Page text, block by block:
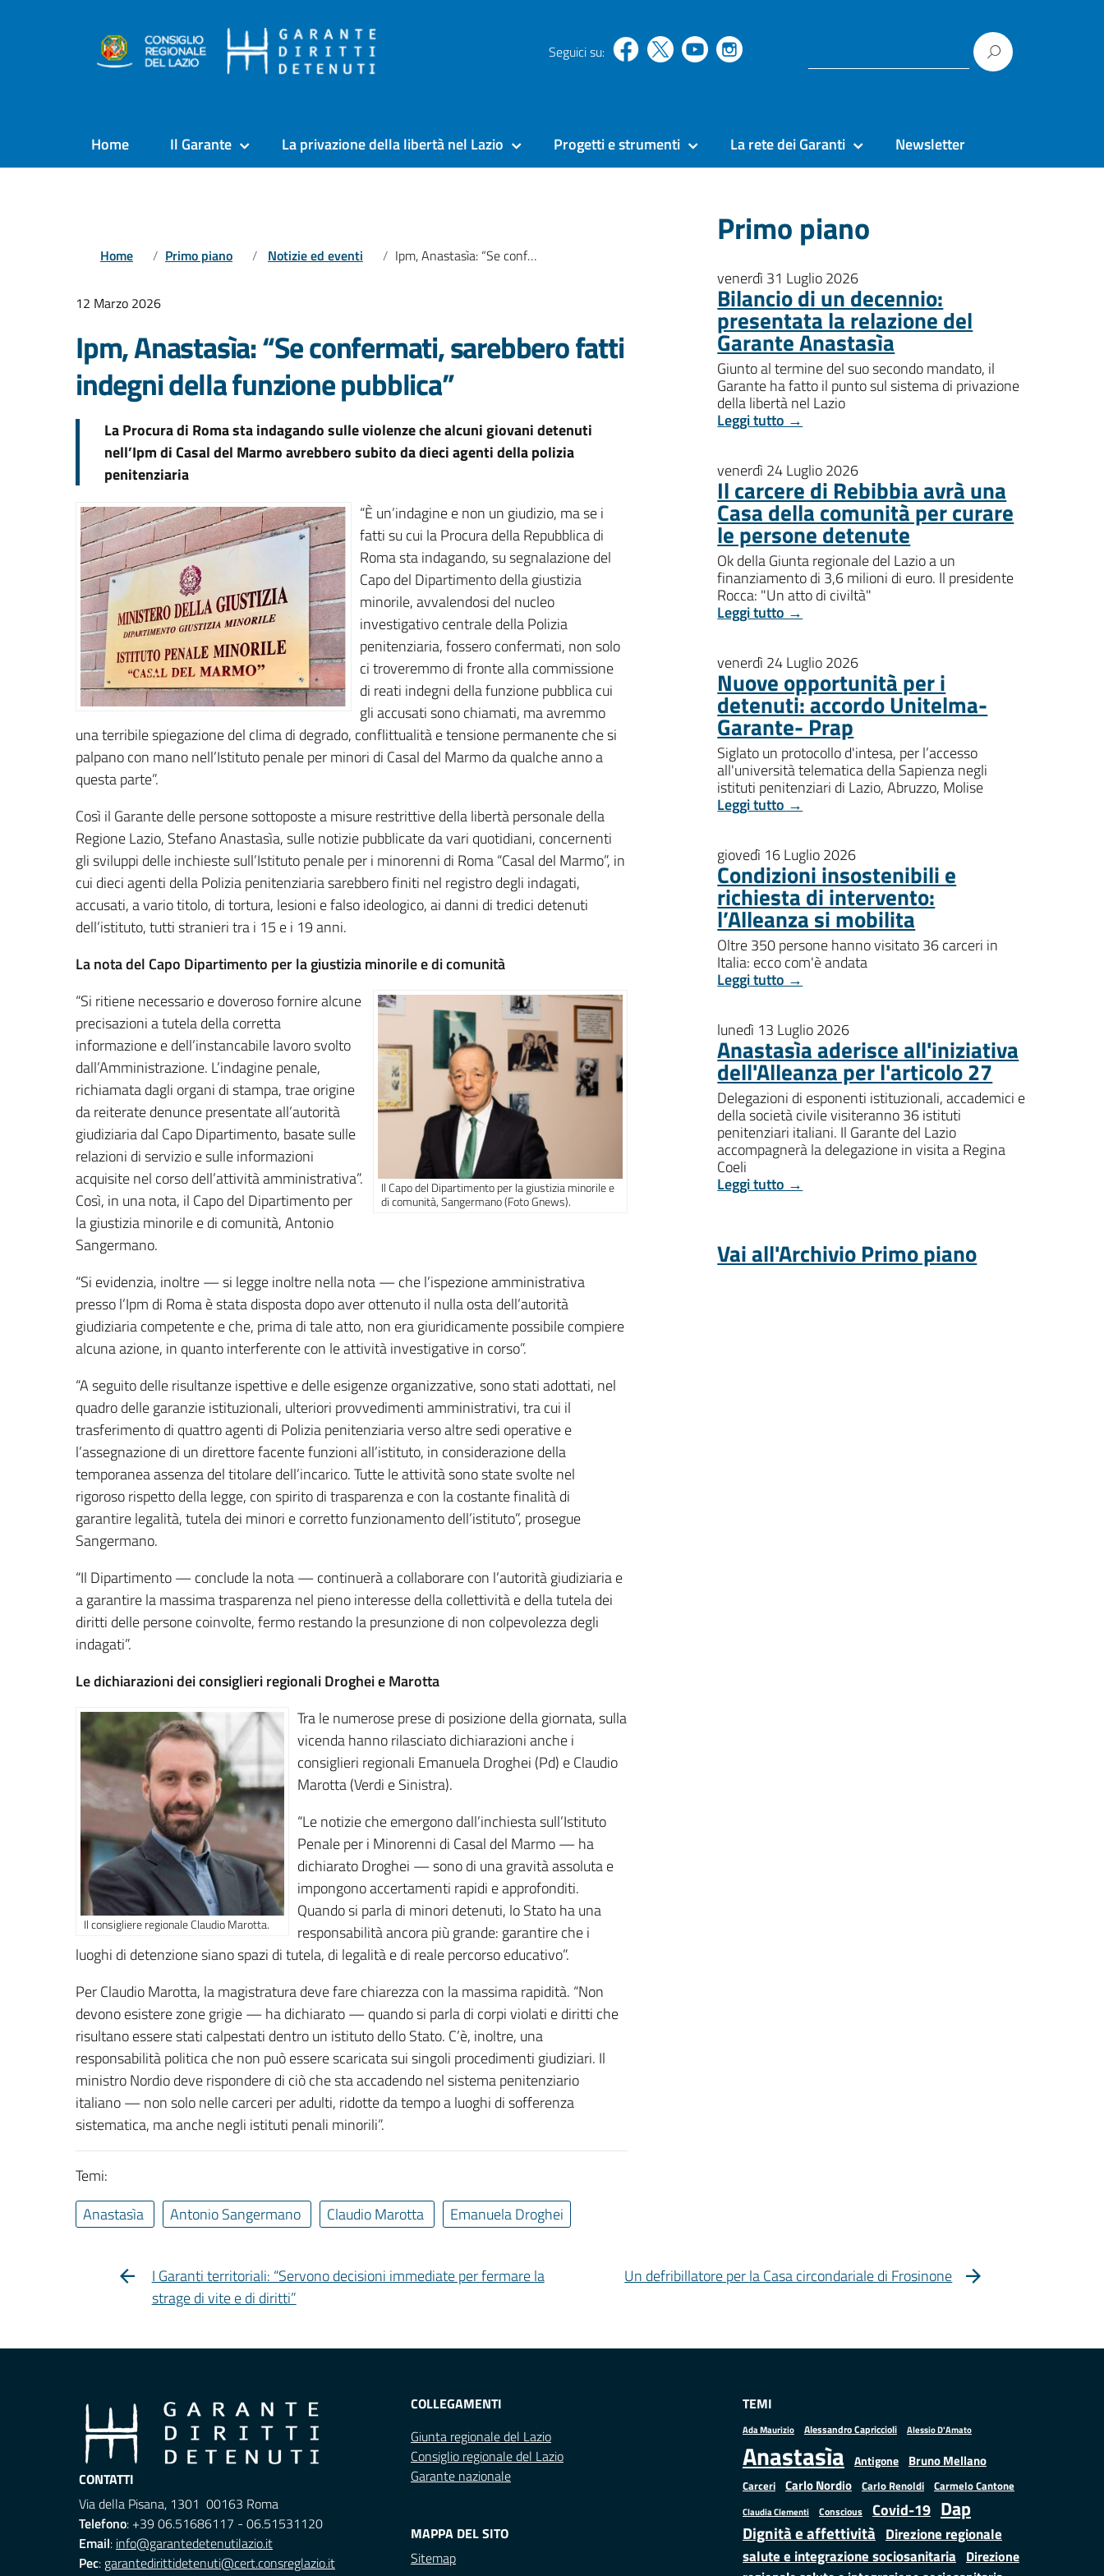
Seguici su:
Home Il Garante La privazione della libertà nel Lazio Progetti e strumenti La rete dei Garanti Newsletter
Home Primo piano Notizie ed eventi Ipm, Anastasìa: “Se confermati, sarebbero fatti indegni della funzione pubblica”
12 Marzo 2026
Ipm, Anastasìa: “Se confermati, sarebbero fatti
indegni della funzione pubblica”
La Procura di Roma sta indagando sulle violenze che alcuni giovani detenuti
nell’Ipm di Casal del Marmo avrebbero subito da dieci agenti della polizia
penitenziaria
“È un’indagine e non un giudizio, ma se i
fatti su cui la Procura della Repubblica di
Roma sta indagando, su segnalazione del
Capo del Dipartimento della giustizia
minorile, avvalendosi del nucleo
investigativo centrale della Polizia
penitenziaria, fossero confermati, non solo
ci troveremmo di fronte alla commissione
di reati indegni della funzione pubblica cui
gli accusati sono chiamati, ma avremmo
una terribile spiegazione del clima di degrado, conflittualità e tensione permanente che si
palpano con mano nell’Istituto penale per minori di Casal del Marmo da qualche anno a
questa parte”.
Così il Garante delle persone sottoposte a misure restrittive della libertà personale della
Regione Lazio, Stefano Anastasìa, sulle notizie pubblicate da vari quotidiani, concernenti
gli sviluppi delle inchieste sull’Istituto penale per i minorenni di Roma “Casal del Marmo”, in
cui dieci agenti della Polizia penitenziaria sarebbero finiti nel registro degli indagati,
accusati, a vario titolo, di tortura, lesioni e falso ideologico, ai danni di tredici detenuti
dell’istituto, tutti stranieri tra i 15 e i 19 anni.
La nota del Capo Dipartimento per la giustizia minorile e di comunità
Il Capo del Dipartimento per la giustizia minorile e
di comunità, Sangermano (Foto Gnews).
“Si ritiene necessario e doveroso fornire alcune
precisazioni a tutela della corretta
informazione e dell’instancabile lavoro svolto
dall’Amministrazione. L’indagine penale,
richiamata dagli organi di stampa, trae origine
da reiterate denunce presentate all’autorità
giudiziaria dal Capo Dipartimento, basate sulle
relazioni di servizio e sulle informazioni
acquisite nel corso dell’attività amministrativa”.
Così, in una nota, il Capo del Dipartimento per
la giustizia minorile e di comunità, Antonio
Sangermano.
“Si evidenzia, inoltre — si legge inoltre nella nota — che l’ispezione amministrativa
presso l’Ipm di Roma è stata disposta dopo aver ottenuto il nulla osta dell’autorità
giudiziaria competente e che, prima di tale atto, non era giuridicamente possibile compiere
alcuna azione, in quanto interferente con le attività investigative in corso”.
“A seguito delle risultanze ispettive e delle esigenze organizzative, sono stati adottati, nel
quadro delle garanzie istituzionali, ulteriori provvedimenti amministrativi, tra cui il
trasferimento di quattro agenti di Polizia penitenziaria verso altre sedi operative e
l’assegnazione di un direttore facente funzioni all’istituto, in considerazione della
temporanea assenza del titolare dell’incarico. Tutte le attività sono state svolte nel
rigoroso rispetto della legge, con spirito di trasparenza e con la costante finalità di
garantire legalità, tutela dei minori e corretto funzionamento dell’istituto”, prosegue
Sangermano.
“Il Dipartimento — conclude la nota — continuerà a collaborare con l’autorità giudiziaria e
a garantire la massima trasparenza nel pieno interesse della collettività e della tutela dei
diritti delle persone coinvolte, fermo restando la presunzione di non colpevolezza degli
indagati”.
Le dichiarazioni dei consiglieri regionali Droghei e Marotta
Il consigliere regionale Claudio Marotta.
Tra le numerose prese di posizione della giornata, sulla
vicenda hanno rilasciato dichiarazioni anche i
consiglieri regionali Emanuela Droghei (Pd) e Claudio
Marotta (Verdi e Sinistra).
“Le notizie che emergono dall’inchiesta sull’Istituto
Penale per i Minorenni di Casal del Marmo — ha
dichiarato Droghei — sono di una gravità assoluta e
impongono accertamenti rapidi e approfonditi.
Quando si parla di minori detenuti, lo Stato ha una
responsabilità ancora più grande: garantire che i
luoghi di detenzione siano spazi di tutela, di legalità e di reale percorso educativo”.
Per Claudio Marotta, la magistratura deve fare chiarezza con la massima rapidità. “Non
devono esistere zone grigie — ha dichiarato — quando si parla di corpi violati e diritti che
risultano essere stati calpestati dentro un istituto dello Stato. C’è, inoltre, una
responsabilità politica che non può essere scaricata sui singoli procedimenti giudiziari. Il
ministro Nordio deve rispondere di ciò che sta accadendo nel sistema penitenziario
italiano — non solo nelle carceri per adulti, ridotte da tempo a luoghi di sofferenza
sistematica, ma anche negli istituti penali minorili”.
Temi:
Anastasìa
Antonio Sangermano Claudio Marotta Emanuela Droghei
Primo piano
venerdì 31 Luglio 2026
Bilancio di un decennio:
presentata la relazione del
Garante Anastasìa
Giunto al termine del suo secondo mandato, il
Garante ha fatto il punto sul sistema di privazione
della libertà nel Lazio
Leggi tutto →
venerdì 24 Luglio 2026
Il carcere di Rebibbia avrà una
Casa della comunità per curare
le persone detenute
Ok della Giunta regionale del Lazio a un
finanziamento di 3,6 milioni di euro. Il presidente
Rocca: "Un atto di civiltà"
Leggi tutto →
venerdì 24 Luglio 2026
Nuove opportunità per i
detenuti: accordo Unitelma-
Garante- Prap
Siglato un protocollo d'intesa, per l’accesso
all'università telematica della Sapienza negli
istituti penitenziari di Lazio, Abruzzo, Molise
Leggi tutto →
giovedì 16 Luglio 2026
Condizioni insostenibili e
richiesta di intervento:
l’Alleanza si mobilita
Oltre 350 persone hanno visitato 36 carceri in
Italia: ecco com'è andata
Leggi tutto →
lunedì 13 Luglio 2026
Anastasìa aderisce all'iniziativa
dell'Alleanza per l'articolo 27
Delegazioni di esponenti istituzionali, accademici e
della società civile visiteranno 36 istituti
penitenziari italiani. Il Garante del Lazio
accompagnerà la delegazione in visita a Regina
Coeli
Leggi tutto →
Vai all'Archivio Primo piano
I Garanti territoriali: “Servono decisioni immediate per fermare la
strage di vite e di diritti”
Un defribillatore per la Casa circondariale di Frosinone
CONTATTI
Via della Pisana, 1301 00163 Roma
Telefono: +39 06.51686117 - 06.51531120
Email: info@garantedetenutilazio.it
Pec: garantedirittidetenuti@cert.consreglazio.it
COLLEGAMENTI
Giunta regionale del Lazio
Consiglio regionale del Lazio
Garante nazionale
MAPPA DEL SITO
Sitemap
TEMI
Ada Maurizio Alessandro Capriccioli Alessio D'Amato
Anastasìa Antigone Bruno Mellano
Carceri Carlo Nordio Carlo Renoldi Carmelo Cantone
Claudia Clementi Conscious Covid-19 Dap
Dignità e affettività Direzione regionale
salute e integrazione sociosanitaria Direzione